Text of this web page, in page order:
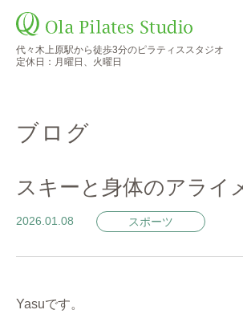
代々木上原駅から徒歩3分のピラティススタジオ
定休日：月曜日、火曜日
ブログ
スキーと身体のアライ
2026.01.08 スポーツ
Yasuです。